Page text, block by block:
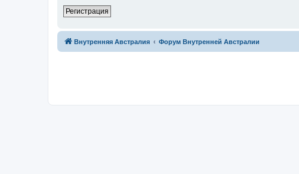
Регистрация
Внутренняя Австралия Форум Внутренней Австралии
Связаться с